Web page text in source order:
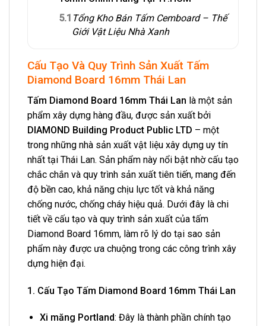
5.1 Tổng Kho Bán Tấm Cemboard – Thế
Giới Vật Liệu Nhà Xanh
Cấu Tạo Và Quy Trình Sản Xuất Tấm
Diamond Board 16mm Thái Lan
Tấm Diamond Board 16mm Thái Lan là một sản
phẩm xây dựng hàng đầu, được sản xuất bởi
DIAMOND Building Product Public LTD – một
trong những nhà sản xuất vật liệu xây dựng uy tín
nhất tại Thái Lan. Sản phẩm này nổi bật nhờ cấu tạo
chắc chắn và quy trình sản xuất tiên tiến, mang đến
độ bền cao, khả năng chịu lực tốt và khả năng
chống nước, chống cháy hiệu quả. Dưới đây là chi
tiết về cấu tạo và quy trình sản xuất của tấm
Diamond Board 16mm, làm rõ lý do tại sao sản
phẩm này được ưa chuộng trong các công trình xây
dựng hiện đại.
1. Cấu Tạo Tấm Diamond Board 16mm Thái Lan
Xi măng Portland: Đây là thành phần chính tạo